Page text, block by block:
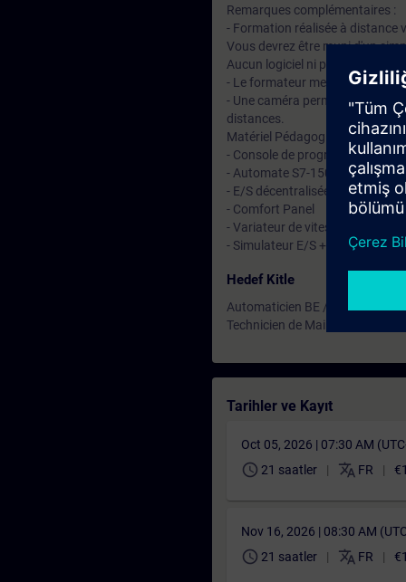
Remarques complémentaires :
- Formation réalisée à distance
Vous devrez être muni d'un
Aucun logiciel ni produit
- Le formateur met à votre
- Une caméra permet aux
distances.
Matériel Pédagogique
- Console de programmation
- Automate S7-1500
- E/S décentralisées type
- Comfort Panel
- Variateur de vitesse de type
- Simulateur E/S + Maquette
Hedef Kitle
Automaticien BE / Méthode
Technicien de Maintenance
Tarihler ve Kayıt
Oct 05, 2026 | 07:30 AM
schedule 21 saatler translate FR
Nov 16, 2026 | 08:30 AM
schedule 21 saatler translate FR